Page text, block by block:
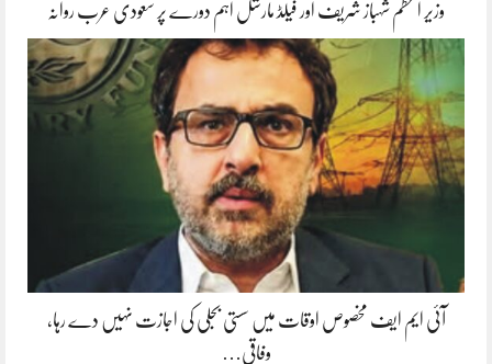
وزیر اعظم شہباز شریف اور فیلڈ مارشل اہم دورے پر سعودی عرب روانہ
آئی ایم ایف مخصوص اوقات میں سستی بجلی کی اجازت نہیں دے رہا،
وفاقی…